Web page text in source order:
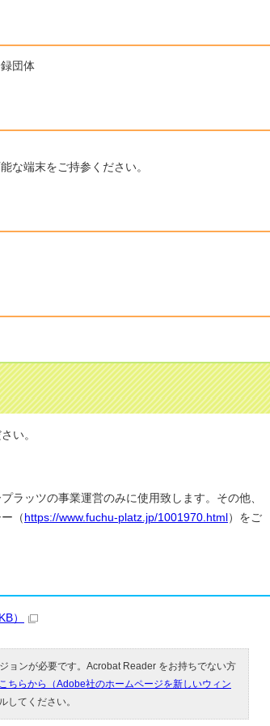
団体
な端末をご持参ください。
い。
ラッツの事業運営のみに使用致します。その他、
（ https://www.fuchu-platz.jp/1001970.html ）をご
）
ョンが必要です。Acrobat Reader をお持ちでない方
こちらから（Adobe社のホームページを新しいウィン
してください。